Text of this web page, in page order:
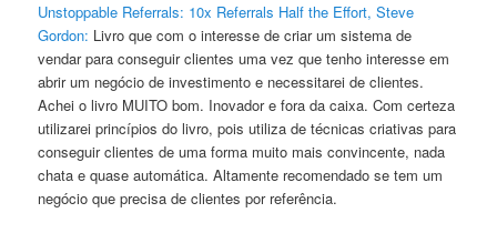
Unstoppable Referrals: 10x Referrals Half the Effort, Steve
Gordon: Livro que com o interesse de criar um sistema de
vendar para conseguir clientes uma vez que tenho interesse em
abrir um negócio de investimento e necessitarei de clientes.
Achei o livro MUITO bom. Inovador e fora da caixa. Com certeza
utilizarei princípios do livro, pois utiliza de técnicas criativas para
conseguir clientes de uma forma muito mais convincente, nada
chata e quase automática. Altamente recomendado se tem um
negócio que precisa de clientes por referência.